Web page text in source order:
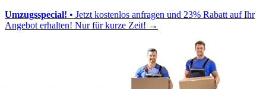
Umzugsspecial! • Jetzt kostenlos anfragen und 23% Rabatt auf Ihr
Angebot erhalten! Nur für kurze Zeit! →